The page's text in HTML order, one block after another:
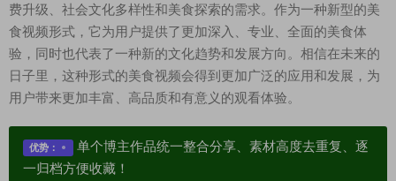
费升级、社会文化多样性和美食探索的需求。作为一种新型的美
食视频形式，它为用户提供了更加深入、专业、全面的美食体
验，同时也代表了一种新的文化趋势和发展方向。相信在未来的
日子里，这种形式的美食视频会得到更加广泛的应用和发展，为
用户带来更加丰富、高品质和有意义的观看体验。
优势：
单个博主作品统一整合分享、素材高度去重复、逐
一归档方便收藏！